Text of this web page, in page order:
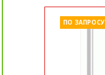
ПО ЗАПРОСУ